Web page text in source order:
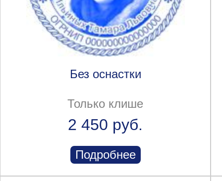
Без оснастки
Только клише
2 450 руб.
Подробнее